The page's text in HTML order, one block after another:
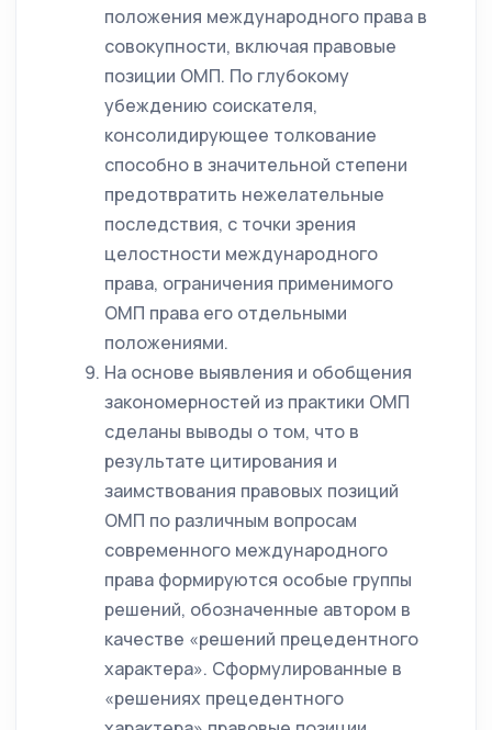
положения международного права в
совокупности, включая правовые
позиции ОМП. По глубокому
убеждению соискателя,
консолидирующее толкование
способно в значительной степени
предотвратить нежелательные
последствия, с точки зрения
целостности международного
права, ограничения применимого
ОМП права его отдельными
положениями.
На основе выявления и обобщения
закономерностей из практики ОМП
сделаны выводы о том, что в
результате цитирования и
заимствования правовых позиций
ОМП по различным вопросам
современного международного
права формируются особые группы
решений, обозначенные автором в
качестве «решений прецедентного
характера». Сформулированные в
«решениях прецедентного